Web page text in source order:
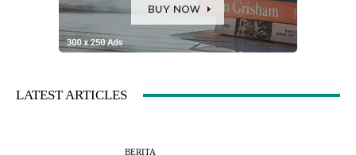
LATEST ARTICLES
BERITA